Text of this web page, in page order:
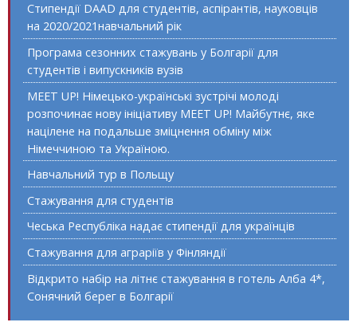
Стипендії DAAD для студентів, аспірантів, науковців
на 2020/2021навчальний рік
Програма сезонних стажувань у Болгарії для
студентів і випускників вузів
MEET UP! Німецько-українські зустрічі молоді
розпочинає нову ініціативу MEET UP! Майбутнє, яке
націлене на подальше зміцнення обміну між
Німеччиною та Україною.
Навчальний тур в Польщу
Стажування для студентів
Чеська Республіка надає стипендії для українців
Стажування для аграріїв у Фінляндії
Відкрито набір на літнє стажування в готель Алба 4*,
Сонячний берег в Болгарії